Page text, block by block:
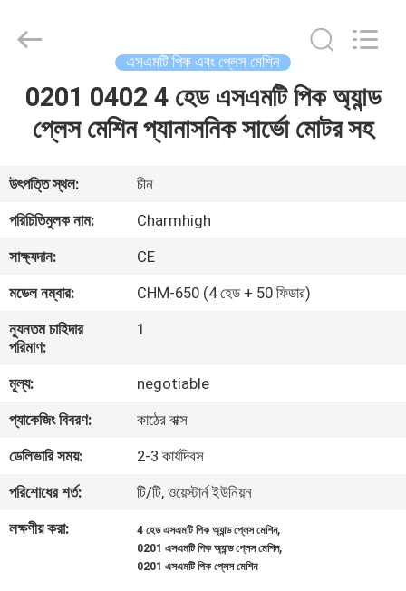
বাড়ি
ভিডিও
আমাদের
সম্পর্কে
ভ্রমণ
মান
নিয়ন্ত্রণ
আমাদের
TECHNOLOGY
LIMITED.
Reserved.
এসএমটি পিক এবং প্লেস মেশিন
0201 0402 4 হেড এসএমটি পিক অ্যান্ড
প্লেস মেশিন প্যানাসনিক সার্ভো মোটর সহ
উৎপত্তি স্থল:
চীন
পরিচিতিমুলক নাম:
Charmhigh
সাক্ষ্যদান:
CE
মডেল নম্বার:
CHM-650 (4 হেড + 50 ফিডার)
ন্যূনতম চাহিদার
পরিমাণ:
1
মূল্য:
negotiable
প্যাকেজিং বিবরণ:
কাঠের বাক্স
ডেলিভারি সময়:
2-3 কার্যদিবস
পরিশোধের শর্ত:
টি/টি, ওয়েস্টার্ন ইউনিয়ন
লক্ষণীয় করা:
4 হেড এসএমটি পিক অ্যান্ড প্লেস মেশিন,
0201 এসএমটি পিক অ্যান্ড প্লেস মেশিন,
0201 এসএমটি পিক প্লেস মেশিন